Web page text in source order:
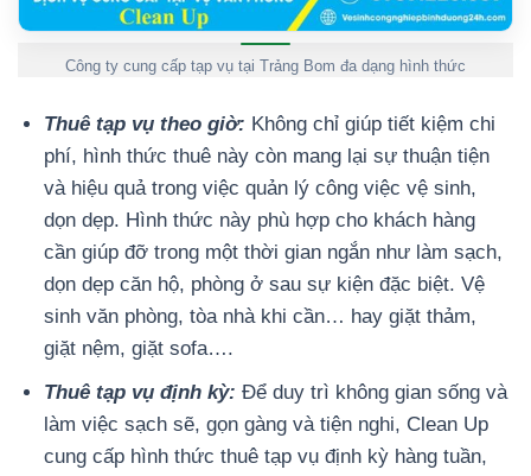
Công ty cung cấp tạp vụ tại Trảng Bom đa dạng hình thức
Thuê tạp vụ theo giờ: Không chỉ giúp tiết kiệm chi
phí, hình thức thuê này còn mang lại sự thuận tiện
và hiệu quả trong việc quản lý công việc vệ sinh,
dọn dẹp. Hình thức này phù hợp cho khách hàng
cần giúp đỡ trong một thời gian ngắn như làm sạch,
dọn dẹp căn hộ, phòng ở sau sự kiện đặc biệt. Vệ
sinh văn phòng, tòa nhà khi cần… hay giặt thảm,
giặt nệm, giặt sofa….
Thuê tạp vụ định kỳ: Để duy trì không gian sống và
làm việc sạch sẽ, gọn gàng và tiện nghi, Clean Up
cung cấp hình thức thuê tạp vụ định kỳ hàng tuần,